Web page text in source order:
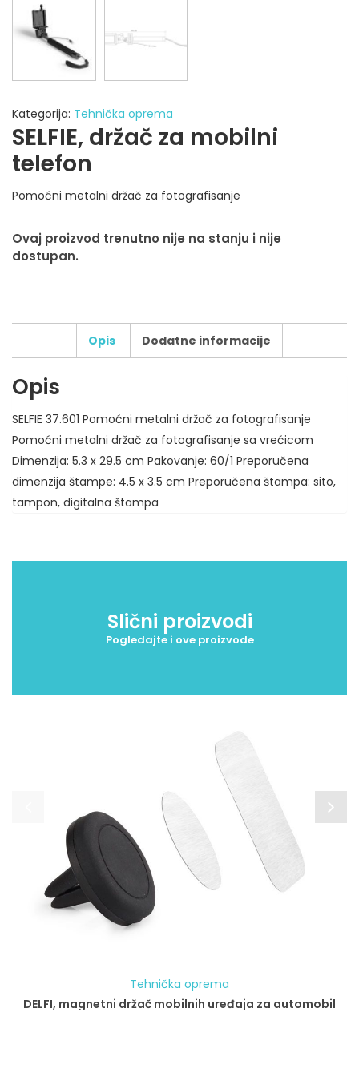
Kategorija: Tehnička oprema
SELFIE, držač za mobilni
telefon
Pomoćni metalni držač za fotografisanje
Ovaj proizvod trenutno nije na stanju i nije
dostupan.
Opis Dodatne informacije
Opis
SELFIE 37.601 Pomoćni metalni držač za fotografisanje
Pomoćni metalni držač za fotografisanje sa vrećicom
Dimenzija: 5.3 x 29.5 cm Pakovanje: 60/1 Preporučena
dimenzija štampe: 4.5 x 3.5 cm Preporučena štampa: sito,
tampon, digitalna štampa
Slični proizvodi
Pogledajte i ove proizvode
Tehnička oprema
DELFI, magnetni držač mobilnih uređaja za automobil